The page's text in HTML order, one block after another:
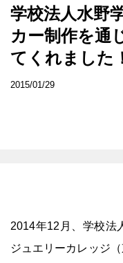
学校法人水野
カー制作を通
てくれました
2015/01/29
2014年12月、学校
ジュエリーカレッジ